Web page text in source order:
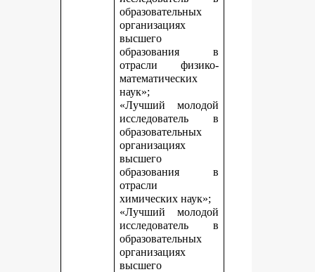
образовательных
организациях
высшего
образования в
отрасли физико-
математических
наук»;
«Лучший молодой
исследователь в
образовательных
организациях
высшего
образования в
отрасли
химических наук»;
«Лучший молодой
исследователь в
образовательных
организациях
высшего